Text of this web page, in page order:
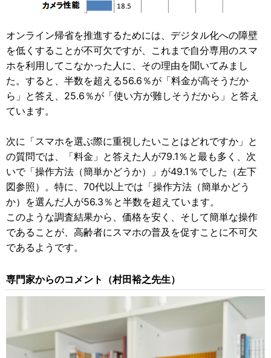
オンライン帰省を推進するためには、デジタル化への障壁
を低くすることが不可欠ですが、これまで自分専用のスマ
ホを利用してこなかった人に、その理由を聞いてみまし
た。すると、半数を超える56.6％が「料金が高そうだか
ら」と答え、25.6％が「使い方が難しそうだから」と答え
ています。
次に「スマホを選ぶ際に重視したいことはどれですか」と
の質問では、「料金」と答えた人が79.1％と最も多く、次
いで「操作方法（簡単かどうか）」が49.1％でした（左下
図参照）。特に、70代以上では「操作方法（簡単かどう
か）を選んだ人が56.3％と半数を超えています。
このような調査結果から、価格を安く、そして簡単な操作
であることが、高齢者にスマホの普及を促すことに不可欠
であるようです。
専門家からのコメント（村田裕之先生）